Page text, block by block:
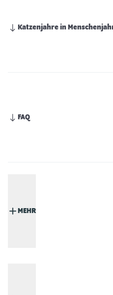
Katzenjahre in
FAQ
MEHR